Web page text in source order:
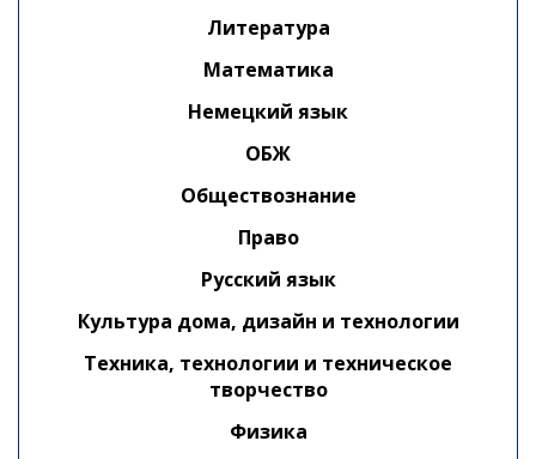
Литература
Математика
Немецкий язык
ОБЖ
Обществознание
Право
Русский язык
Культура дома, дизайн и технологии
Техника, технологии и техническое
творчество
Физика